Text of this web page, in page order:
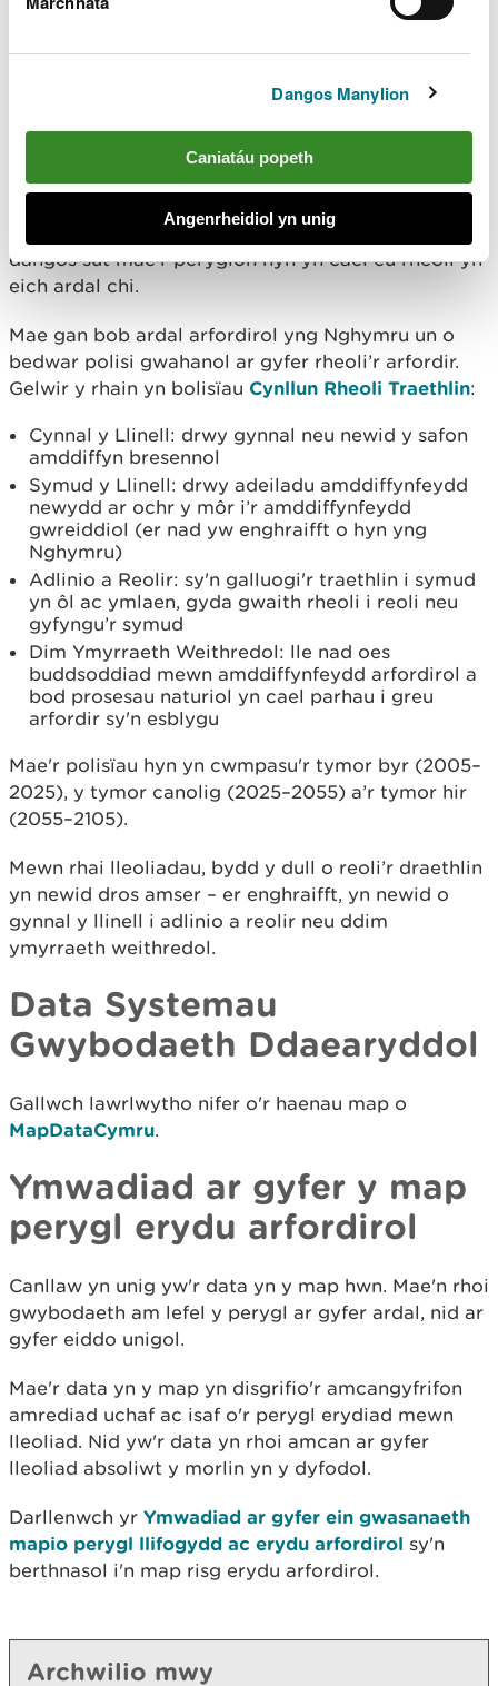
Dangos Manylion
Caniatáu popeth
Angenrheidiol yn unig
Rheoli perygl arfordirol
arfordirol a llifogydd o'r môr. Mae ein map yn
dangos sut mae'r peryglon hyn yn cael eu rheoli yn
eich ardal chi.
Mae gan bob ardal arfordirol yng Nghymru un o
bedwar polisi gwahanol ar gyfer rheoli’r arfordir.
Gelwir y rhain yn bolisïau Cynllun Rheoli Traethlin:
Cynnal y Llinell: drwy gynnal neu newid y safon
amddiffyn bresennol
Symud y Llinell: drwy adeiladu amddiffynfeydd
newydd ar ochr y môr i’r amddiffynfeydd
gwreiddiol (er nad yw enghraifft o hyn yng
Nghymru)
Adlinio a Reolir: sy'n galluogi'r traethlin i symud
yn ôl ac ymlaen, gyda gwaith rheoli i reoli neu
gyfyngu’r symud
Dim Ymyrraeth Weithredol: lle nad oes
buddsoddiad mewn amddiffynfeydd arfordirol a
bod prosesau naturiol yn cael parhau i greu
arfordir sy'n esblygu
Mae'r polisïau hyn yn cwmpasu'r tymor byr (2005–
2025), y tymor canolig (2025–2055) a’r tymor hir
(2055–2105).
Mewn rhai lleoliadau, bydd y dull o reoli’r draethlin
yn newid dros amser – er enghraifft, yn newid o
gynnal y llinell i adlinio a reolir neu ddim
ymyrraeth weithredol.
Data Systemau
Gwybodaeth Ddaearyddol
Gallwch lawrlwytho nifer o'r haenau map o
MapDataCymru.
Ymwadiad ar gyfer y map
perygl erydu arfordirol
Canllaw yn unig yw'r data yn y map hwn. Mae'n rhoi
gwybodaeth am lefel y perygl ar gyfer ardal, nid ar
gyfer eiddo unigol.
Mae'r data yn y map yn disgrifio'r amcangyfrifon
amrediad uchaf ac isaf o'r perygl erydiad mewn
lleoliad. Nid yw'r data yn rhoi amcan ar gyfer
lleoliad absoliwt y morlin yn y dyfodol.
Darllenwch yr Ymwadiad ar gyfer ein gwasanaeth
mapio perygl llifogydd ac erydu arfordirol sy'n
berthnasol i'n map risg erydu arfordirol.
Archwilio mwy